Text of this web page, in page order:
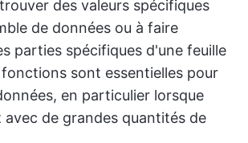
des valeurs spécifiques
de données ou à faire
parties spécifiques d'une feuille
fonctions sont essentielles pour
en particulier lorsque
avec de grandes quantités de